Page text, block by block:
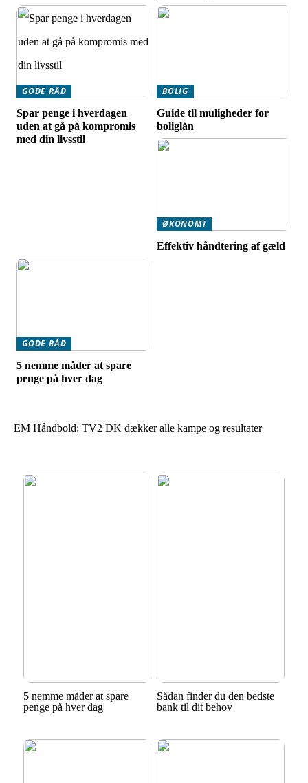
GODE RÅD
Spar penge i hverdagen
uden at gå på kompromis
med din livsstil
BOLIG
Guide til muligheder for
boliglån
ØKONOMI
Effektiv håndtering af gæld
GODE RÅD
5 nemme måder at spare
penge på hver dag
EM Håndbold: TV2 DK dækker alle kampe og resultater
5 nemme måder at spare
penge på hver dag
Sådan finder du den bedste
bank til dit behov